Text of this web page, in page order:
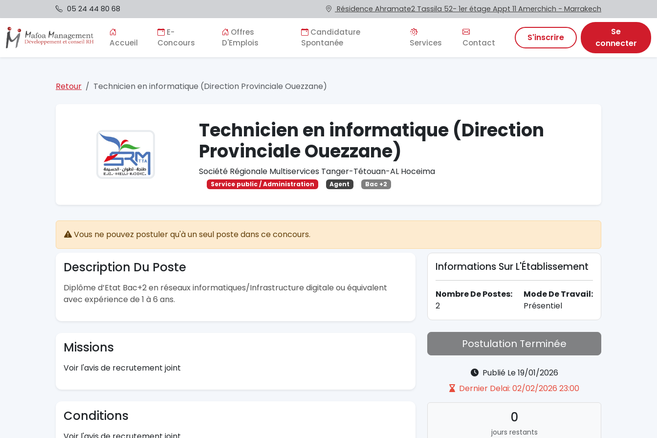
05 24 44 80 68 Résidence Ahramate2 Tassila 52- 1er étage Appt 11 Amerchich - Marrakech
Accueil
E-
Concours
Offres
D'Emplois
Candidature
Spontanée
Services Contact S'inscrire
Se
connecter
Retour Technicien en informatique (Direction Provinciale Ouezzane)
Technicien en informatique (Direction
Provinciale Ouezzane)
Société Régionale Multiservices Tanger-Tétouan-AL Hoceima
Service public / Administration Agent Bac +2
Vous ne pouvez postuler qu'à un seul poste dans ce concours.
Description Du Poste
Diplôme d’Etat Bac+2 en réseaux informatiques/Infrastructure digitale ou équivalent
avec expérience de 1 à 6 ans.
Missions
Voir l'avis de recrutement joint
Conditions
Informations Sur L'Établissement
Nombre De Postes:
2
Mode De Travail:
Présentiel
Postulation Terminée
Publié Le 19/01/2026
Dernier Delai: 02/02/2026 23:00
0
jours restants